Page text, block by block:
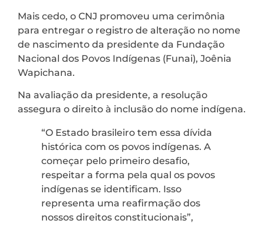
Mais cedo, o CNJ promoveu uma cerimônia
para entregar o registro de alteração no nome
de nascimento da presidente da Fundação
Nacional dos Povos Indígenas (Funai), Joênia
Wapichana.
Na avaliação da presidente, a resolução
assegura o direito à inclusão do nome indígena.
“O Estado brasileiro tem essa dívida
histórica com os povos indígenas. A
começar pelo primeiro desafio,
respeitar a forma pela qual os povos
indígenas se identificam. Isso
representa uma reafirmação dos
nossos direitos constitucionais”,